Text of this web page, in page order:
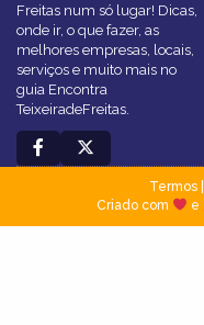
Freitas num só lugar! Dicas,
onde ir, o que fazer, as
melhores empresas, locais,
serviços e muito mais no
guia Encontra
TeixeiradeFreitas.
Termos|
Criado com
e